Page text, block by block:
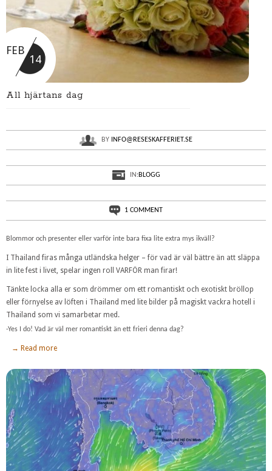
FEB
14
All hjärtans dag
BY INFO@RESESKAFFERIET.SE
IN:BLOGG
1 COMMENT
Blommor och presenter eller varför inte bara fixa lite extra mys ikväll?
I Thailand firas många utländska helger – för vad är väl bättre än att släppa
in lite fest i livet, spelar ingen roll VARFÖR man firar!
Tänkte locka alla er som drömmer om ett romantiskt och exotiskt bröllop
eller förnyelse av löften i Thailand med lite bilder på magiskt vackra hotell i
Thailand som vi samarbetar med.
-Yes I do! Vad är väl mer romantiskt än ett frieri denna dag?
→ Read more